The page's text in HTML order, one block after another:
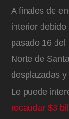
A finales de
interior
pasado 16 del
Norte de
desplazadas
Le puede
recaudar $3